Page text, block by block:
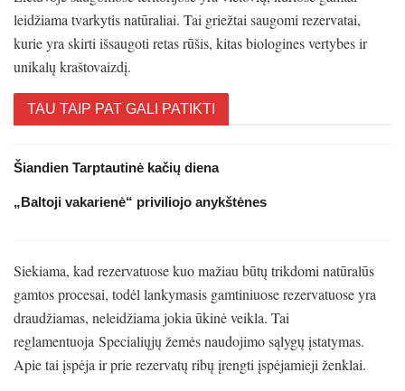
leidžiama tvarkytis natūraliai. Tai griežtai saugomi rezervatai,
kurie yra skirti išsaugoti retas rūšis, kitas biologines vertybes ir
unikalų kraštovaizdį.
TAU TAIP PAT GALI PATIKTI
Šiandien Tarptautinė kačių diena
„Baltoji vakarienė“ priviliojo anykštėnes
Siekiama, kad rezervatuose kuo mažiau būtų trikdomi natūralūs
gamtos procesai, todėl lankymasis gamtiniuose rezervatuose yra
draudžiamas, neleidžiama jokia ūkinė veikla. Tai
reglamentuoja Specialiųjų žemės naudojimo sąlygų įstatymas.
Apie tai įspėja ir prie rezervatų ribų įrengti įspėjamieji ženklai.